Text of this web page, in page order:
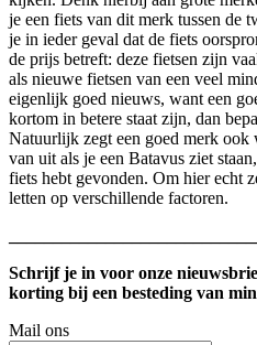
je een fiets van dit merk tussen de
je in ieder geval dat de fiets
de prijs betreft: deze fietsen zijn
als nieuwe fietsen van een veel
eigenlijk goed nieuws, want een
kortom in betere staat zijn, dan
Natuurlijk zegt een goed merk ook
van uit als je een Batavus ziet
fiets hebt gevonden. Om hier echt
letten op verschillende factoren.
Schrijf je in voor onze
korting bij een besteding van
Mail ons